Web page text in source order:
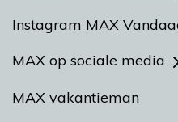
Instagram MAX
MAX op sociale media
MAX vakantieman